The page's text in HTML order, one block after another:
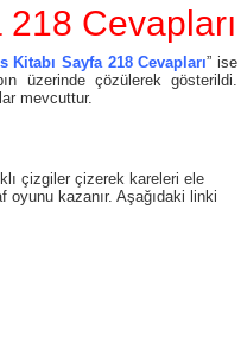
Cevapları
Kitabı Sayfa 218 Cevapları” ise
üzerinde çözülerek gösterildi.
mevcuttur.
çizgiler çizerek kareleri ele
kazanır. Aşağıdaki linki